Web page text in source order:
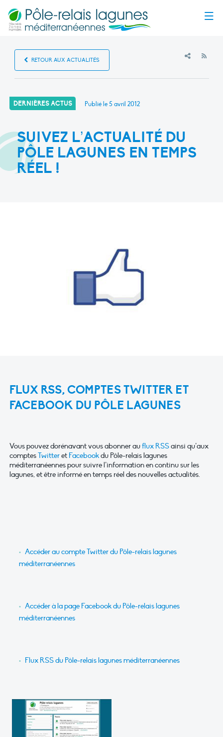
RETOUR AUX ACTUALITÉS
DERNIÈRES ACTUS Publié le5 avril 2012
SUIVEZ L’ACTUALITÉ DU
PÔLE LAGUNES EN TEMPS
RÉEL !
FLUX RSS, COMPTES TWITTER ET
FACEBOOK DU PÔLE LAGUNES
Vous pouvez dorénavant vous abonner auflux RSSainsi qu’aux
comptesTwitteret Facebookdu Pôle-relais lagunes
méditerranéennes pour suivre l’information en continu sur les
lagunes, et être informé en temps réel des nouvelles actualités.
Accéder au compte Twitter du Pôle-relais lagunes
méditerranéennes
Accéder à la page Facebook du Pôle-relais lagunes
méditerranéennes
Flux RSS du Pôle-relais lagunes méditerranéennes